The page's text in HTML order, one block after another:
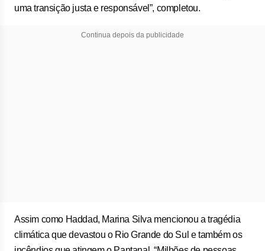
uma transição justa e responsável”, completou.
Continua depois da publicidade
Assim como Haddad, Marina Silva mencionou a tragédia
climática que devastou o Rio Grande do Sul e também os